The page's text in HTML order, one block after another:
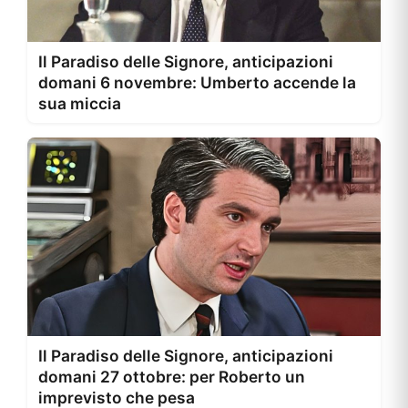
Il Paradiso delle Signore, anticipazioni
domani 6 novembre: Umberto accende la
sua miccia
Il Paradiso delle Signore, anticipazioni
domani 27 ottobre: per Roberto un
imprevisto che pesa